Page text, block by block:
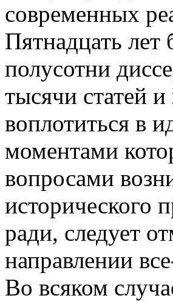
современных
Пятнадцать лет
полусотни
тысячи статей
воплотиться в
моментами
вопросами
исторического
ради, следует
направлении
Во всяком